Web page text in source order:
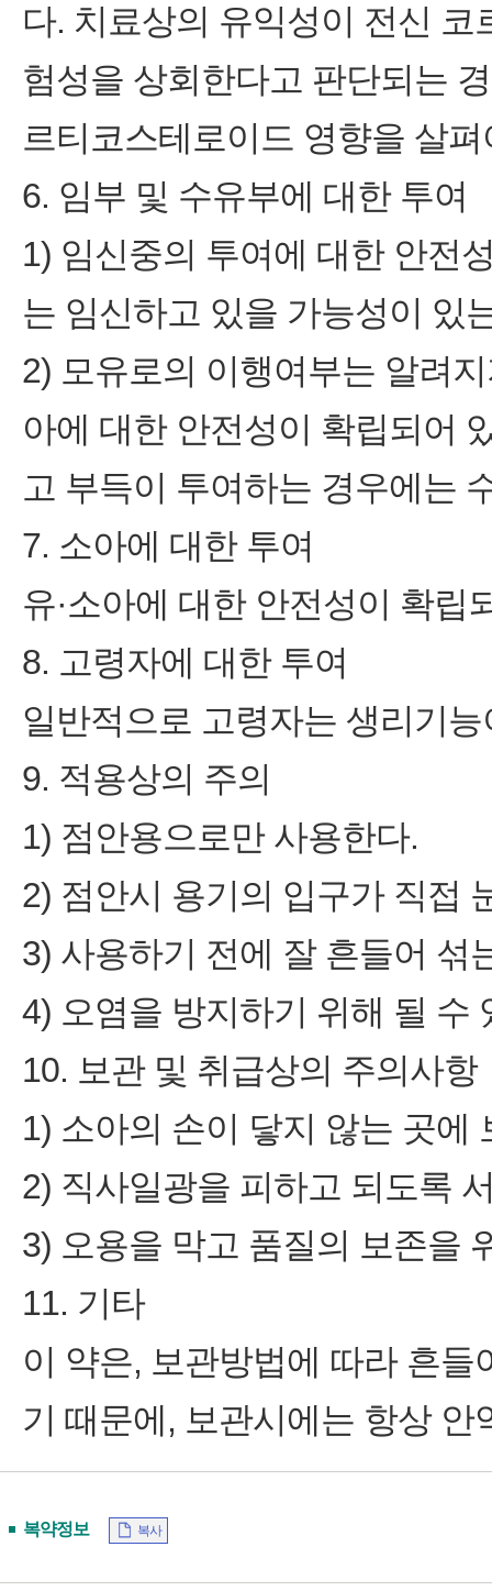
다. 치료상의 유익성이 전신
험성을 상회한다고 판단되는
르티코스테로이드 영향을 살펴
6. 임부 및 수유부에 대한 투여
1) 임신중의 투여에 대한 안전
는 임신하고 있을 가능성이 있
2) 모유로의 이행여부는 알려
아에 대한 안전성이 확립되어
고 부득이 투여하는 경우에는
7. 소아에 대한 투여
유·소아에 대한 안전성이 확립
8. 고령자에 대한 투여
일반적으로 고령자는 생리기
9. 적용상의 주의
1) 점안용으로만 사용한다.
2) 점안시 용기의 입구가 직접
3) 사용하기 전에 잘 흔들어 섞
4) 오염을 방지하기 위해 될 수
10. 보관 및 취급상의 주의사항
1) 소아의 손이 닿지 않는 곳에
2) 직사일광을 피하고 되도록
3) 오용을 막고 품질의 보존을
11. 기타
이 약은, 보관방법에 따라 흔
기 때문에, 보관시에는 항상
복약정보 복사